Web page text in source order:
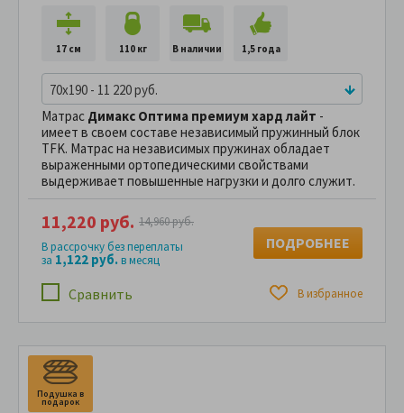
17 см 110 кг В наличии 1,5 года
70x190 - 11 220 руб.
Матрас Димакс Оптима премиум хард лайт -
имеет в своем составе независимый пружинный блок
TFK. Матрас на независимых пружинах обладает
выраженными ортопедическими свойствами
выдерживает повышенные нагрузки и долго служит.
Сравнить В избранное
11,220 руб. 14,960 руб.
В рассрочку без переплаты
за 1,122 руб.в месяц
ПОДРОБНЕЕ
Подушка в
подарок